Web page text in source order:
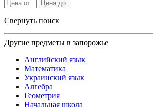
Свернуть поиск
Другие предметы в запорожье
Английский язык
Математика
Украинский язык
Алгебра
Геометрия
Начальная школа